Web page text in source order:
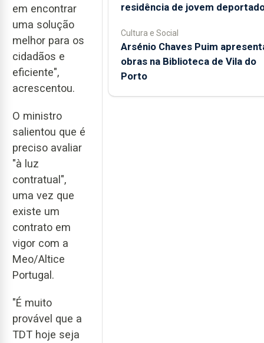
em encontrar
uma solução
melhor para os
cidadãos e
eficiente",
acrescentou.
O ministro
salientou que é
preciso avaliar
"à luz
contratual",
uma vez que
existe um
contrato em
vigor com a
Meo/Altice
Portugal.
"É muito
provável que a
TDT hoje seja
residência de jovem
Cultura e Social
Arsénio Chaves Puim
obras na Biblioteca de Vila do
Porto